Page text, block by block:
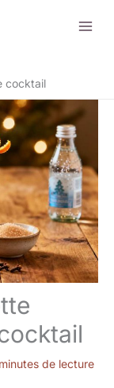
cocktail
de lecture